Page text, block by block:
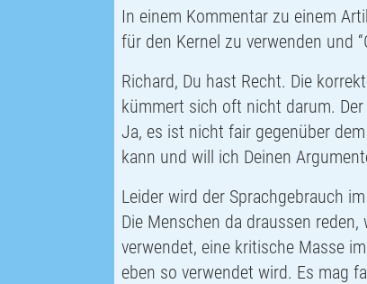
In einem Kommentar zu einem
für den Kernel zu verwenden und “
Richard, Du hast Recht. Die
kümmert sich oft nicht darum.
Ja, es ist nicht fair gegenüber dem
kann und will ich Deinen
Leider wird der Sprachgebrauch
Die Menschen da draussen
verwendet, eine kritische Masse
eben so verwendet wird. Es mag